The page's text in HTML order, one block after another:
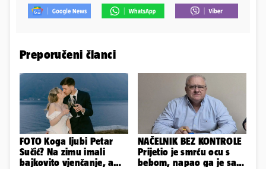
Preporučeni članci
FOTO Koga ljubi Petar
Sučić? Na zimu imali
bajkovito vjenčanje, a
NAČELNIK BEZ KONTROLE
Prijetio je smrću ocu s
bebom, napao ga je sa